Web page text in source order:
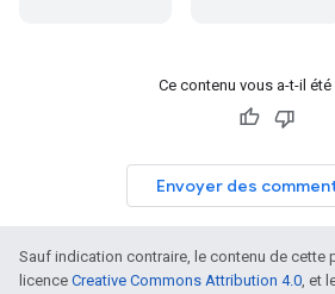
Ce contenu vous a-t-il été
Envoyer des
Sauf indication contraire, le contenu de cette
licence Creative Commons Attribution 4.0, et